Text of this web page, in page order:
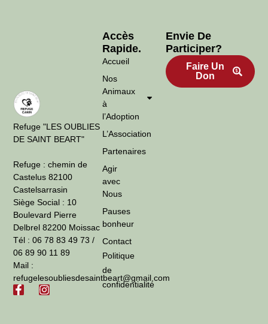
Refuge "LES OUBLIES
DE SAINT BEART"
Refuge : chemin de
Castelus 82100
Castelsarrasin
Siège Social : 10
Boulevard Pierre
Delbrel 82200 Moissac
Tél : 06 78 83 49 73 /
06 89 90 11 89
Mail :
refugelesoubliesdesaintbeart@gmail.com
Accès
Rapide.
Accueil
Nos
Animaux
à
l’Adoption
L’Association
Partenaires
Agir
avec
Nous
Pauses
bonheur
Contact
Politique
de
confidentialité
Envie De
Participer?
Faire Un
Don